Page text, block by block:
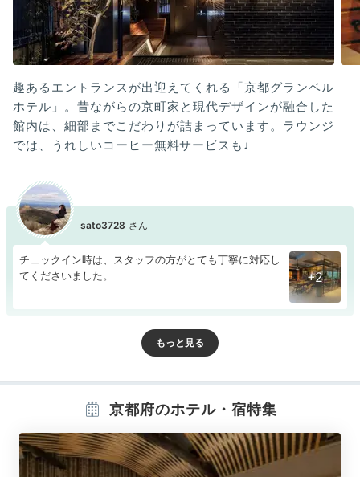
趣あるエントランスが出迎えてくれる「京都グランベル
ホテル」。昔ながらの京町家と現代デザインが融合した
館内は、細部までこだわりが詰まっています。ラウンジ
では、うれしいコーヒー無料サービスも♩
sato3728
チェックイン時は、スタッフの方がとても丁寧に対応し
てくださいました。
+2
Room
伝統工芸が光る
デザイナーズルーム
京都府のホテル・宿特集